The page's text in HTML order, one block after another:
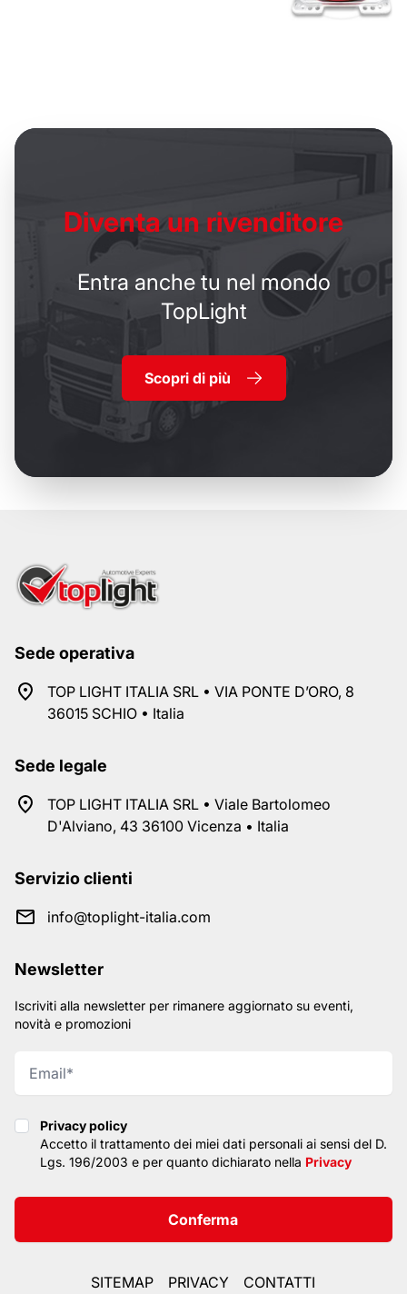
Diventa un rivenditore
Entra anche tu nel mondo
TopLight
Scopri di più
Sede operativa
TOP LIGHT ITALIA SRL • VIA PONTE D’ORO, 8
36015 SCHIO • Italia
Sede legale
TOP LIGHT ITALIA SRL • Viale Bartolomeo
D'Alviano, 43 36100 Vicenza • Italia
Servizio clienti
info@toplight-italia.com
Newsletter
Iscriviti alla newsletter per rimanere aggiornato su eventi,
novità e promozioni
Privacy policy
Privacy policy
Accetto il trattamento dei miei dati personali ai sensi del D.
Lgs. 196/2003 e per quanto dichiarato nella Privacy
Conferma
SITEMAP PRIVACY CONTATTI